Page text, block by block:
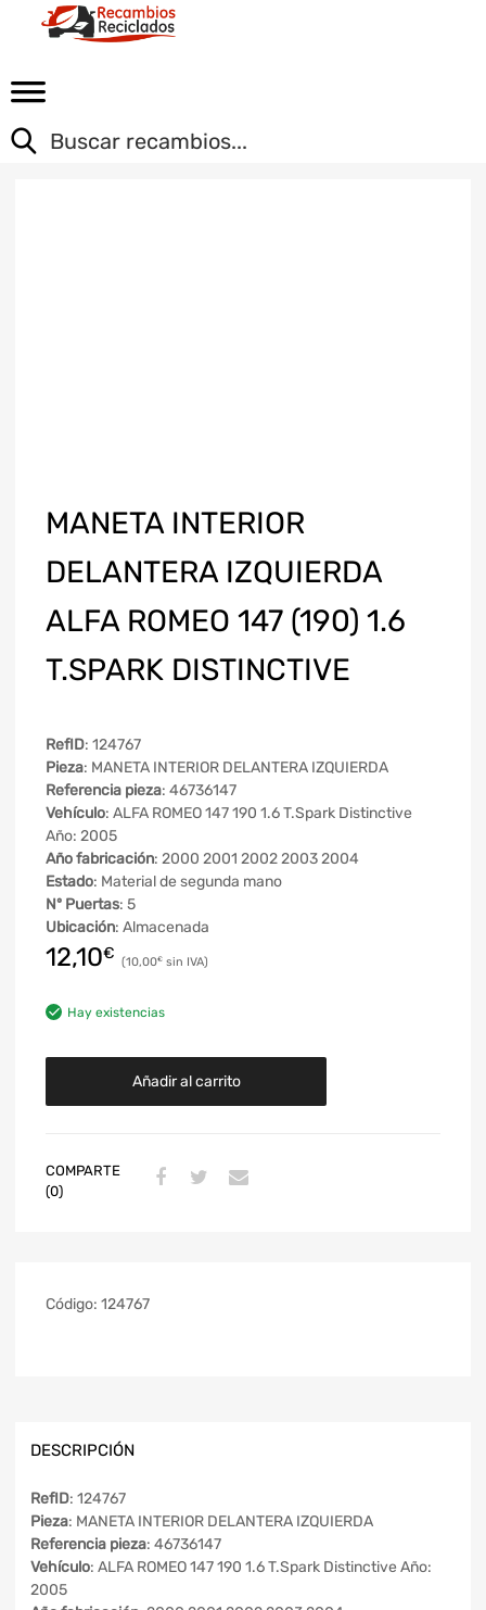
MANETA INTERIOR
DELANTERA IZQUIERDA
ALFA ROMEO 147 (190) 1.6
T.SPARK DISTINCTIVE
RefID: 124767
Pieza: MANETA INTERIOR DELANTERA IZQUIERDA
Referencia pieza: 46736147
Vehículo: ALFA ROMEO 147 190 1.6 T.Spark Distinctive
Año: 2005
Año fabricación: 2000 2001 2002 2003 2004
Estado: Material de segunda mano
Nº Puertas: 5
Ubicación: Almacenada
12,10€ 10,00€
Hay existencias
Añadir al carrito
COMPARTE
(0)
Código: 124767
DESCRIPCIÓN
RefID: 124767
Pieza: MANETA INTERIOR DELANTERA IZQUIERDA
Referencia pieza: 46736147
Vehículo: ALFA ROMEO 147 190 1.6 T.Spark Distinctive Año:
2005